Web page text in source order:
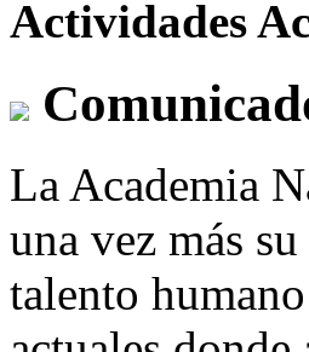
Actividades
La Academia
una vez más
talento